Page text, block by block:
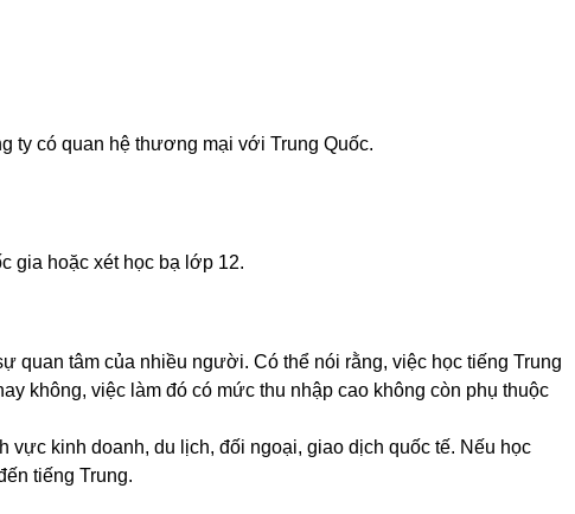
ty có quan hệ thương mại với Trung Quốc.
gia hoặc xét học bạ lớp 12.
quan tâm của nhiều người. Có thể nói rằng, việc học tiếng Trung
không, việc làm đó có mức thu nhập cao không còn phụ thuộc
kinh doanh, du lịch, đối ngoại, giao dịch quốc tế. Nếu học
tiếng Trung.